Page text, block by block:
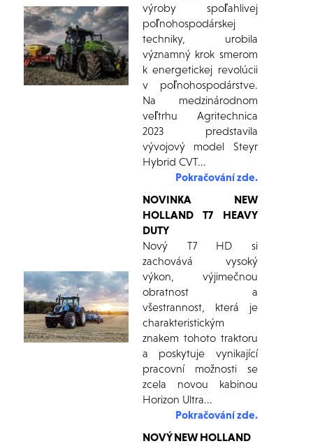
výroby spoľahlivej
poľnohospodárskej
techniky, urobila
významný krok smerom
k energetickej revolúcii
v poľnohospodárstve.
Na medzinárodnom
veľtrhu Agritechnica
2023 predstavila
vývojový model Steyr
Hybrid CVT...
Pokračování zde.
NOVINKA NEW
HOLLAND T7 HEAVY
DUTY
Nový T7 HD si
zachovává vysoký
výkon, výjimečnou
obratnost a
všestrannost, která je
charakteristickým
znakem tohoto traktoru
a poskytuje vynikající
pracovní možnosti se
zcela novou kabinou
Horizon Ultra...
Pokračování zde.
NOVÝ NEW HOLLAND